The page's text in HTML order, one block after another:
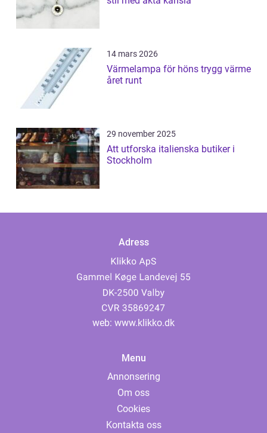
14 mars 2026
Värmelampa för höns trygg värme
året runt
29 november 2025
Att utforska italienska butiker i
Stockholm
Adress
web: www.klikko.dk
Menu
Annonsering
Om oss
Cookies
Kontakta oss